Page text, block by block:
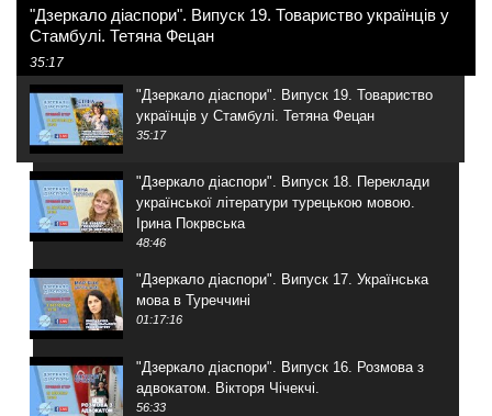
"Дзеркало діаспори". Випуск 19. Товариство українців у
Стамбулі. Тетяна Фецан
35:17
"Дзеркало діаспори". Випуск 19. Товариство
українців у Стамбулі. Тетяна Фецан
35:17
"Дзеркало діаспори". Випуск 18. Переклади
української літератури турецькою мовою.
Ірина Покрвська
48:46
"Дзеркало діаспори". Випуск 17. Українська
мова в Туреччині
01:17:16
"Дзеркало діаспори". Випуск 16. Розмова з
адвокатом. Вікторя Чічекчі.
56:33